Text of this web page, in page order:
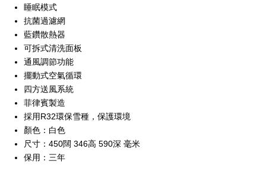
睡眠模式
抗菌過濾網
藍鑽散熱器
可拆式清洗面板
通風調節功能
擺動式空氣循環
四方送風系統
菲律賓製造
採用R32環保雪種，保護環境
顏色：白色
尺寸：450闊 346高 590深 毫米
保用：三年